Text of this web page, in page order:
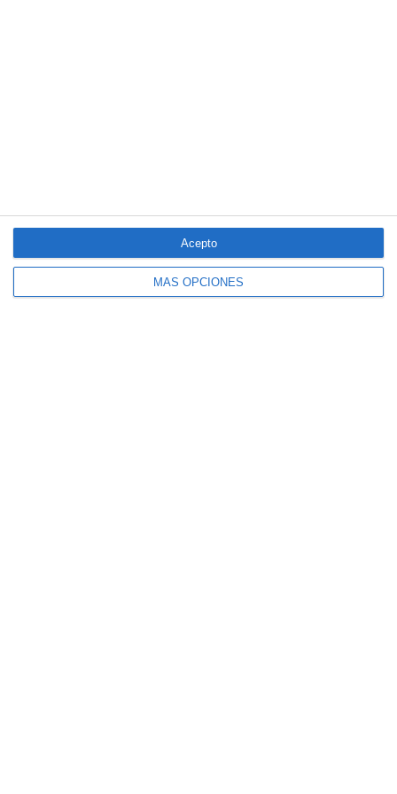
MÁS OPCIONES
Acepto
El seguro español activa dispositivos